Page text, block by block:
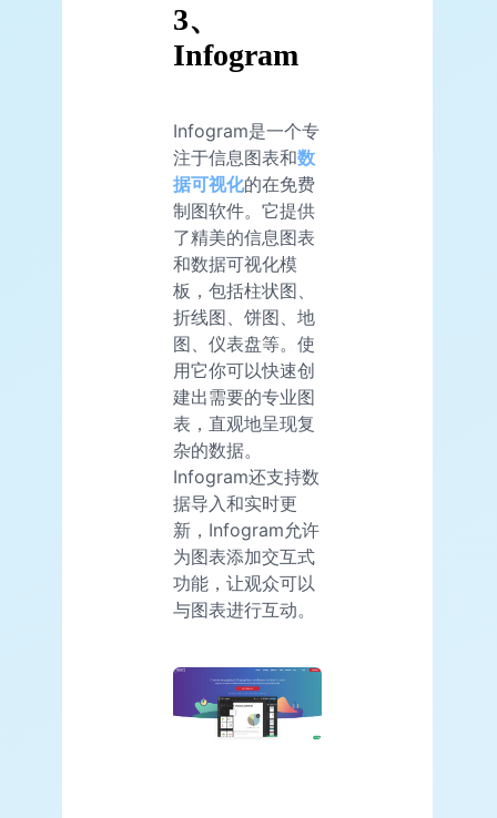
3、
Infogram
Infogram是一个专
注于信息图表和数
据可视化的在免费
制图软件。它提供
了精美的信息图表
和数据可视化模
板，包括柱状图、
折线图、饼图、地
图、仪表盘等。使
用它你可以快速创
建出需要的专业图
表，直观地呈现复
杂的数据。
Infogram还支持数
据导入和实时更
新，Infogram允许
为图表添加交互式
功能，让观众可以
与图表进行互动。